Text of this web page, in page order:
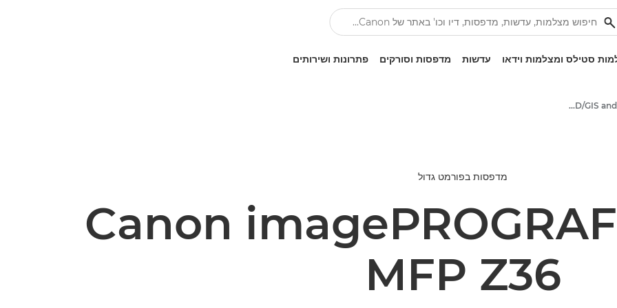
סטילס ומצלמות וידאו עדשות מדפסות וסורקים פתרונות ושירותים
High-Quality Large Format Printers for CAD/GIS and Stunning Graphics
מדפסות בפורמט גדול
Canon
MFP Z36